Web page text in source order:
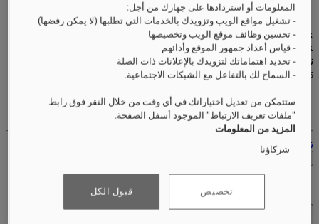
xxxxxxxx
Valid untilxx/xx/xxxx
نقاط المكافآت
XXX
pts
حساب الولاء الخاص بك
حجوزاتك
تسجيل الخروج
التحقق من الأسعار
المعلومات أو استردادها على جهازك من أجل:
- تشغيل مواقع الويب وتزويدك بالخدمات التي تطلبها (لا يمكن رفضها)
- تحسين وظائف موقع الويب وتخصيصها
- قياس أعداد جمهور الموقع وأدائهم
- تحديد اهتماماتك لتزويدك بالإعلانات ذات الصلة
- السماح لك بالتفاعل مع الشبكات الاجتماعية.
ستتمكن من تعديل اختياراتك في أي وقت من خلال النقر فوق رابط
"ملفات تعريف الارتباط" الموجود أسفل الصفحة.
المزيد من المعلومات
شركاؤنا
تخصيص قبول الكل